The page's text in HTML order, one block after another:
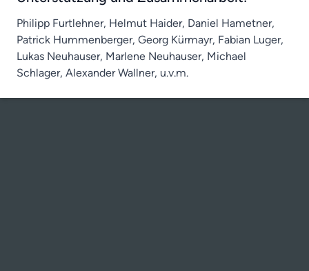
Philipp Furtlehner, Helmut Haider, Daniel Hametner,
Patrick Hummenberger, Georg Kürmayr, Fabian Luger,
Lukas Neuhauser, Marlene Neuhauser, Michael
Schlager, Alexander Wallner, u.v.m.